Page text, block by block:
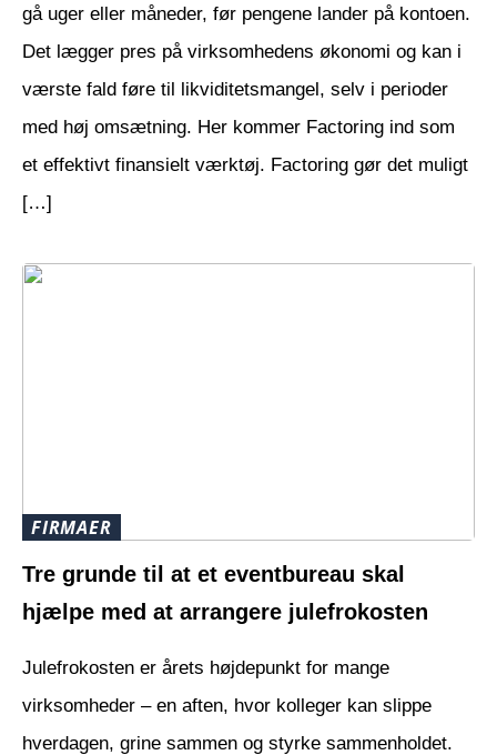
gå uger eller måneder, før pengene lander på kontoen.
Det lægger pres på virksomhedens økonomi og kan i
værste fald føre til likviditetsmangel, selv i perioder
med høj omsætning. Her kommer Factoring ind som
et effektivt finansielt værktøj. Factoring gør det muligt
[…]
FIRMAER
Tre grunde til at et eventbureau skal
hjælpe med at arrangere julefrokosten
Julefrokosten er årets højdepunkt for mange
virksomheder – en aften, hvor kolleger kan slippe
hverdagen, grine sammen og styrke sammenholdet.